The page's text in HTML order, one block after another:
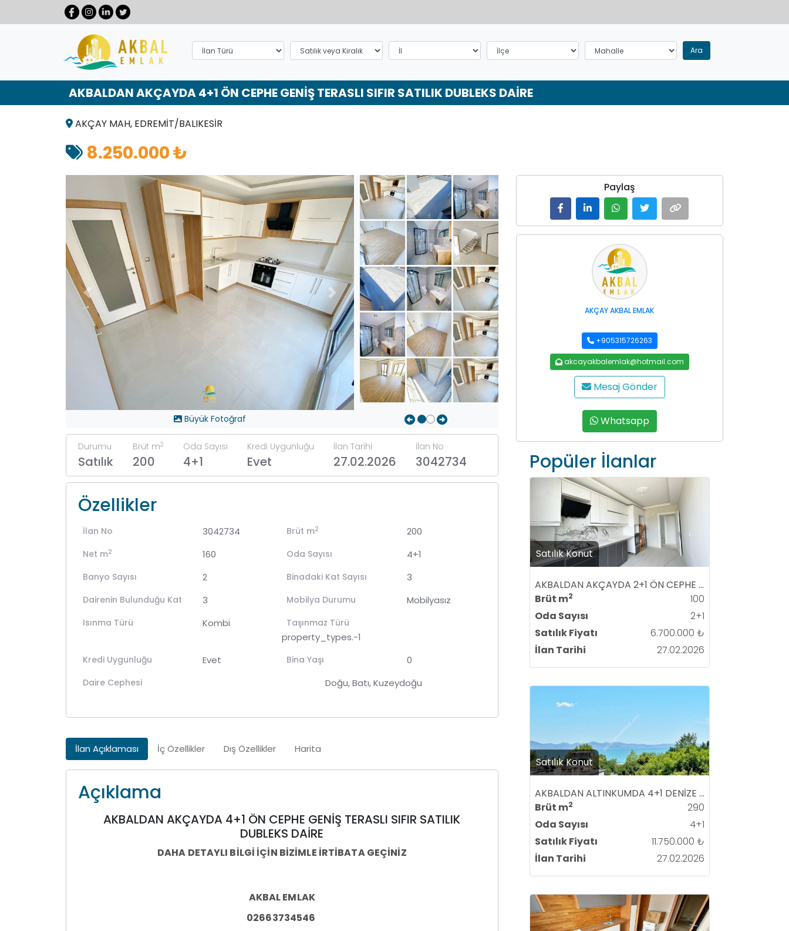
Ara
AKBALDAN AKÇAYDA 4+1 ÖN CEPHE GENİŞ TERASLI SIFIR SATILIK DUBLEKS DAİRE
AKÇAY MAH, EDREMİT/BALIKESİR
8.250.000 ₺
PrevButton Next
Büyük Fotoğraf
Durumu
Satılık
Brüt m2
200
Oda Sayısı
4+1
Kredi Uygunluğu
Evet
İlan Tarihi
27.02.2026
İlan No
3042734
Özellikler
İlan No 3042734 Brüt m2 200
Net m2 160 Oda Sayısı 4+1
Banyo Sayısı 2 Binadaki Kat Sayısı 3
Dairenin Bulunduğu Kat 3 Mobilya Durumu Mobilyasız
Isınma Türü Kombi Taşınmaz Türü
property_types.-1
Kredi Uygunluğu Evet Bina Yaşı 0
Daire Cephesi Doğu, Batı, Kuzeydoğu
İlan Açıklaması İç Özellikler Dış Özellikler Harita
Açıklama
AKBALDAN AKÇAYDA 4+1 ÖN CEPHE GENİŞ TERASLI SIFIR SATILIK
DUBLEKS DAİRE
DAHA DETAYLI BİLGİ İÇİN BİZİMLE İRTİBATA GEÇİNİZ​
AKBAL EMLAK
02663734546
Paylaş
AKÇAY AKBAL EMLAK
+905315726263
akcayakbalemlak@hotmail.com
Mesaj Gönder
Whatsapp
Popüler İlanlar
Satılık Konut
AKBALDAN AKÇAYDA 2+1 ÖN CEPHE ARA KAT SIFIR LÜKS SATILIK DAİRE
Brüt m2
100
Oda Sayısı
2+1
Satılık Fiyatı
6.700.000 ₺
İlan Tarihi
27.02.2026
Satılık Konut
AKBALDAN ALTINKUMDA 4+1 DENİZE 100MT DENİZ VE DAĞ MANZARALI ASANSÖRLÜ SATILIK LÜKS DUBLEKS DAİRE
Brüt m2
290
Oda Sayısı
4+1
Satılık Fiyatı
11.750.000 ₺
İlan Tarihi
27.02.2026